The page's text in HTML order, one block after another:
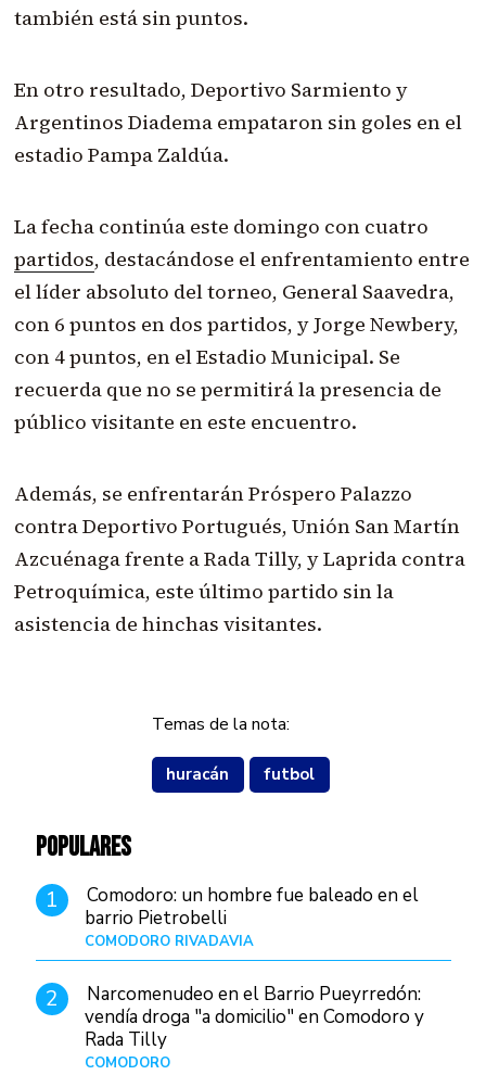
también está sin puntos.
En otro resultado, Deportivo Sarmiento y
Argentinos Diadema empataron sin goles en el
estadio Pampa Zaldúa.
La fecha continúa este domingo con cuatro
partidos, destacándose el enfrentamiento entre
el líder absoluto del torneo, General Saavedra,
con 6 puntos en dos partidos, y Jorge Newbery,
con 4 puntos, en el Estadio Municipal. Se
recuerda que no se permitirá la presencia de
público visitante en este encuentro.
Además, se enfrentarán Próspero Palazzo
contra Deportivo Portugués, Unión San Martín
Azcuénaga frente a Rada Tilly, y Laprida contra
Petroquímica, este último partido sin la
asistencia de hinchas visitantes.
Temas de la nota:
huracán futbol
POPULARES
1
Comodoro: un hombre fue baleado en el
barrio Pietrobelli
COMODORO RIVADAVIA
2
Narcomenudeo en el Barrio Pueyrredón:
vendía droga "a domicilio" en Comodoro y
Rada Tilly
COMODORO